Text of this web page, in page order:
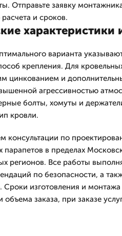
Отправьте заявку
и сроков.
варианта
крепления. Для
цинкованием и
агрессивностью
болты, хомуты и
кровли.
консультации по
парапетов в пределах
регионов. Все работы
по безопасности, а
Сроки изготовления и монтажа
объема заказа, при заказе